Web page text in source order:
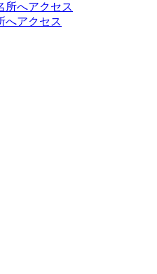
所へアクセス
へアクセス